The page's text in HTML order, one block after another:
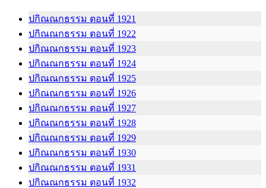
ปกิณณกธรรม ตอนที่ 1921
ปกิณณกธรรม ตอนที่ 1922
ปกิณณกธรรม ตอนที่ 1923
ปกิณณกธรรม ตอนที่ 1924
ปกิณณกธรรม ตอนที่ 1925
ปกิณณกธรรม ตอนที่ 1926
ปกิณณกธรรม ตอนที่ 1927
ปกิณณกธรรม ตอนที่ 1928
ปกิณณกธรรม ตอนที่ 1929
ปกิณณกธรรม ตอนที่ 1930
ปกิณณกธรรม ตอนที่ 1931
ปกิณณกธรรม ตอนที่ 1932